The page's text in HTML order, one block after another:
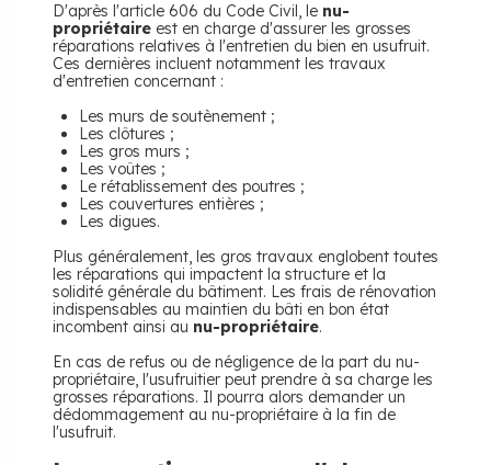
D'après l'article 606 du Code Civil, le nu-
propriétaire est en charge d'assurer les grosses
réparations relatives à l'entretien du bien en usufruit.
Ces dernières incluent notamment les travaux
d'entretien concernant :
Les murs de soutènement ;
Les clôtures ;
Les gros murs ;
Les voûtes ;
Le rétablissement des poutres ;
Les couvertures entières ;
Les digues.
Plus généralement, les gros travaux englobent toutes
les réparations qui impactent la structure et la
solidité générale du bâtiment. Les frais de rénovation
indispensables au maintien du bâti en bon état
incombent ainsi au nu-propriétaire.
En cas de refus ou de négligence de la part du nu-
propriétaire, l'usufruitier peut prendre à sa charge les
grosses réparations. Il pourra alors demander un
dédommagement au nu-propriétaire à la fin de
l'usufruit.